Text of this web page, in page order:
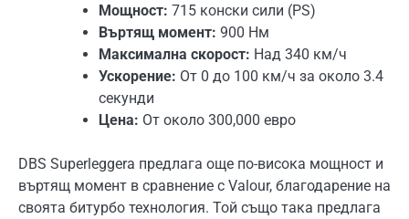
Мощност: 715 конски сили (PS)
Въртящ момент: 900 Нм
Максимална скорост: Над 340 км/ч
Ускорение: От 0 до 100 км/ч за около 3.4
секунди
Цена: От около 300,000 евро
DBS Superleggera предлага още по-висока мощност и
въртящ момент в сравнение с Valour, благодарение на
своята битурбо технология. Той също така предлага